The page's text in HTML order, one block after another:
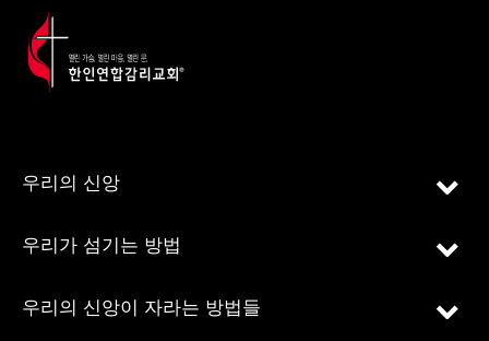
우리의 신앙
우리가 섬기는 방법
우리의 신앙이 자라는 방법들